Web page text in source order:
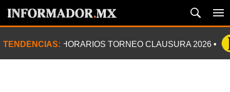
TENDENCIAS: HORARIOS TORNEO CLAUSURA 2026